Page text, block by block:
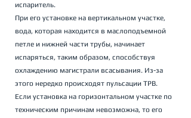
испаритель.
При его установке на вертикальном участке,
вода, которая находится в маслоподъемной
петле и нижней части трубы, начинает
испаряться, таким образом, способствуя
охлаждению магистрали всасывания. Из-за
этого нередко происходят пульсации ТРВ.
Если установка на горизонтальном участке по
техническим причинам невозможна, то его